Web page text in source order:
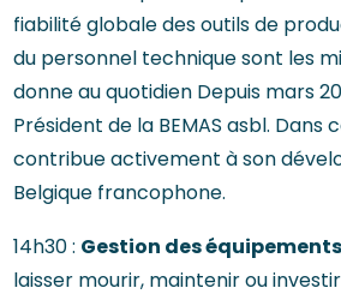
fiabilité globale des outils de
du personnel technique sont les
donne au quotidien Depuis mars
Président de la BEMAS asbl. Dans
contribue activement à son
Belgique francophone.
14h30 : Gestion des
laisser mourir, maintenir ou